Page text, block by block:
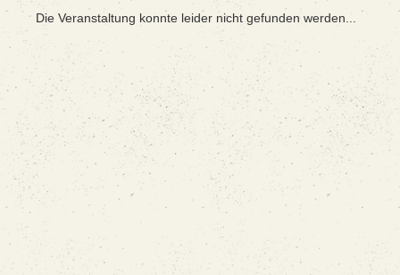
Die Veranstaltung konnte leider nicht gefunden werden...